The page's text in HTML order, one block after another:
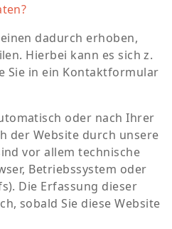
dadurch erhoben,
Hierbei kann es sich z.
Sie in ein Kontaktformular
oder nach Ihrer
der Website durch unsere
vor allem technische
Betriebssystem oder
Die Erfassung dieser
sobald Sie diese Website